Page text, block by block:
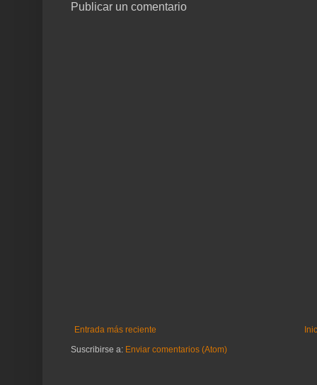
Publicar un comentario
Entrada más reciente
Suscribirse a: Enviar comentarios (Atom)